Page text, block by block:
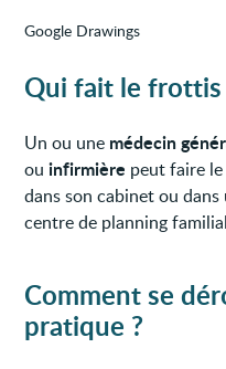
Google Drawings
Qui fait le frottis
Un ou une médecin
ou infirmière peut faire
dans son cabinet ou
centre de planning
Comment se
pratique ?